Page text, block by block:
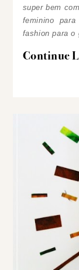
super bem
feminino
fashion para o
Continue